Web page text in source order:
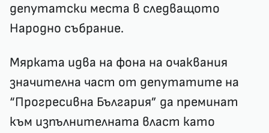
депутатски места в следващото
Народно събрание.
Мярката идва на фона на очаквания
значителна част от депутатите на
“Прогресивна България” да преминат
към изпълнителната власт като